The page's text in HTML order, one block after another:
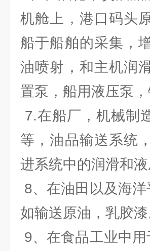
机舱上，港口码头
船于船舶的采集，
油喷射，和主机润
置泵，船用液压泵
7.在船厂，机械制
等，油品输送系统
进系统中的润滑和
8、在油田以及海
如输送原油，乳胶漆
9、在食品工业中